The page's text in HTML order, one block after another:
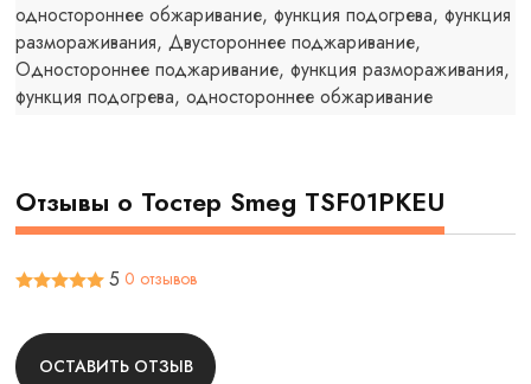
одностороннее обжаривание, функция подогрева, функция
размораживания, Двустороннее поджаривание,
Одностороннее поджаривание, функция размораживания,
функция подогрева, одностороннее обжаривание
Отзывы о Тостер Smeg TSF01PKEU
5 0 отзывов
ОСТАВИТЬ ОТЗЫВ